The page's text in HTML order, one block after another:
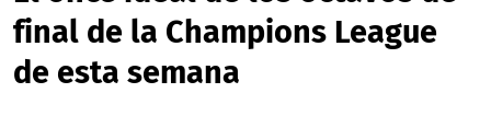
final de la Champions League
de esta semana